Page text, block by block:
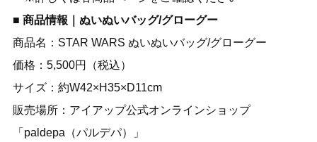
■ 商品情報｜ぬいぬいバッグ/グローグー
商品名：STAR WARS ぬいぬいバッグ/グローグー
価格：5,500円（税込）
サイズ：約W42×H35×D11cm
販売場所： アイアップ公式オンラインショップ
「paldepa（パルデパ）」